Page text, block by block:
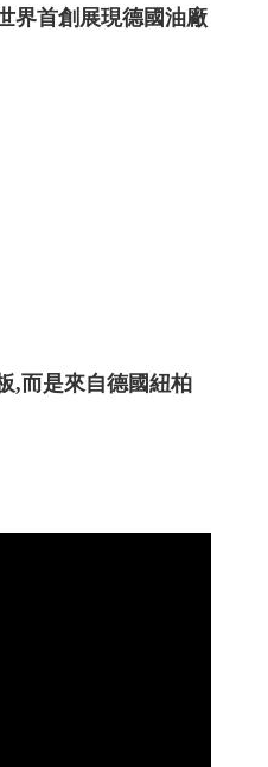
界首創展現德國油廠
,而是來自德國紐柏